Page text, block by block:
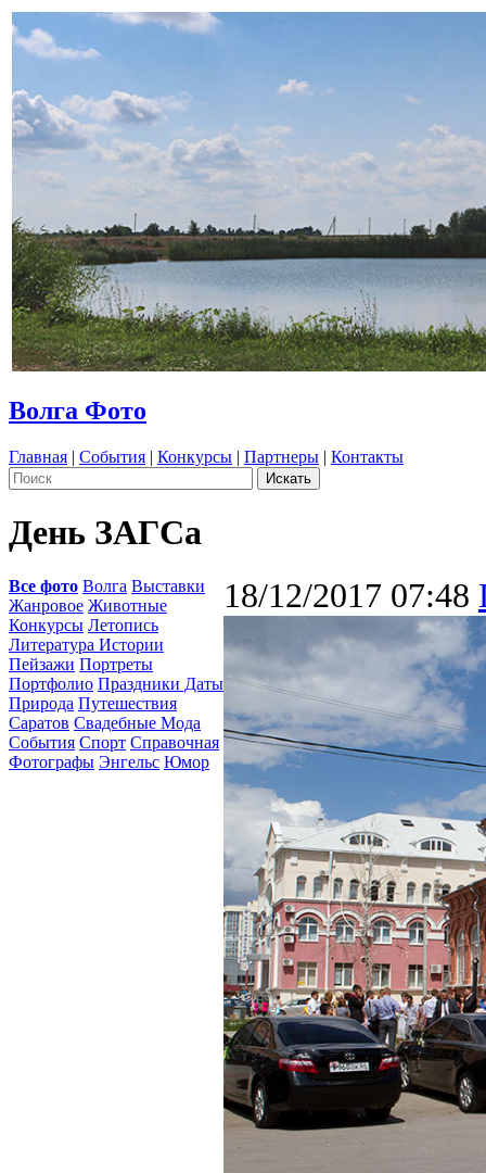
Волга Фото
Главная | События | Конкурсы | Партнеры | Контакты
День ЗАГСа
Все фото Волга Выставки
Жанровое Животные
Конкурсы Летопись
Литература Истории
Пейзажи Портреты
Портфолио Праздники Даты
Природа Путешествия
Саратов Свадебные Мода
События Спорт Справочная
Фотографы Энгельс Юмор
18/12/2017 07:48